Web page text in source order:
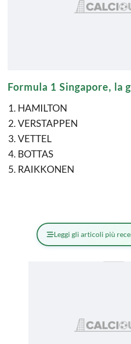
Formula 1 Singapore, la
HAMILTON
VERSTAPPEN
VETTEL
BOTTAS
RAIKKONEN
Leggi gli articoli più